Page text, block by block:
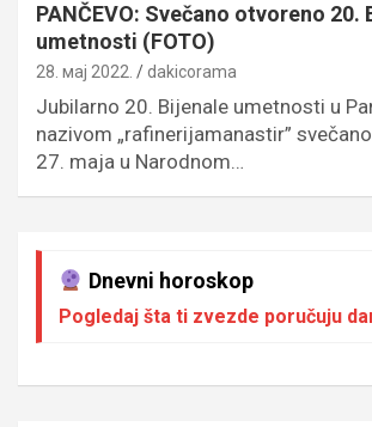
PANČEVO: Svečano otvoreno 20.
umetnosti (FOTO)
28. мај 2022. dakicorama
Jubilarno 20. Bijenale umetnosti u
nazivom „rafinerijamanastir”
27. maja u Narodnom…
Dnevni horoskop
Pogledaj šta ti zvezde poručuju